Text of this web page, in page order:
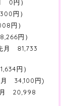
0円）
円）
円）
円）
月 81,733
円）
34,100円)
月 20,998